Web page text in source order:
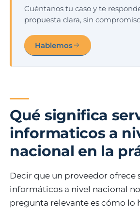
Cuéntanos tu caso y te
propuesta clara, sin
Hablemos
Qué significa
informaticos a
nacional en la
Decir que un proveedor ofrece
informáticos a nivel nacional
pregunta relevante es cómo lo